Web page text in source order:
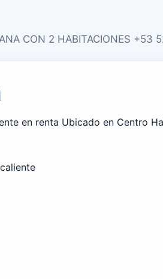
CON 2 HABITACIONES +53
en renta Ubicado en Centro